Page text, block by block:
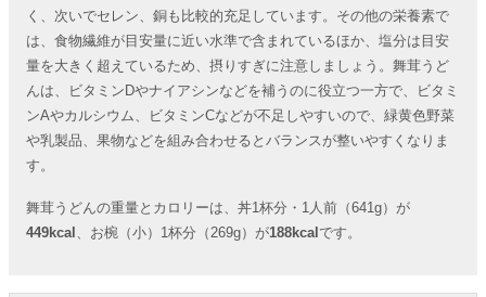
く、次いでセレン、銅も比較的充足しています。その他の栄養素で
は、食物繊維が目安量に近い水準で含まれているほか、塩分は目安
量を大きく超えているため、摂りすぎに注意しましょう。舞茸うど
んは、ビタミンDやナイアシンなどを補うのに役立つ一方で、ビタミ
ンAやカルシウム、ビタミンCなどが不足しやすいので、緑黄色野菜
や乳製品、果物などを組み合わせるとバランスが整いやすくなりま
す。
舞茸うどんの重量とカロリーは、丼1杯分・1人前（641g）が
449kcal 、お椀（小）1杯分（269g）が188kcal です。